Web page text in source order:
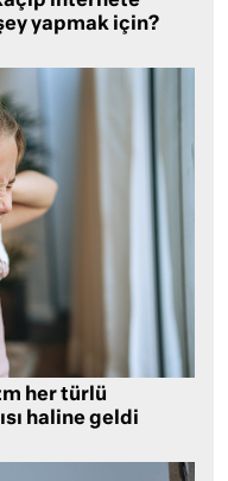
yapmak için?
her türlü
haline geldi